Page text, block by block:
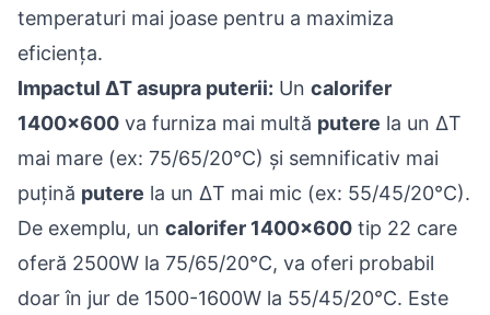
temperaturi mai joase pentru a maximiza
eficiența.
Impactul ΔT asupra puterii: Un calorifer
1400x600 va furniza mai multă putere la un ΔT
mai mare (ex: 75/65/20°C) și semnificativ mai
puțină putere la un ΔT mai mic (ex: 55/45/20°C).
De exemplu, un calorifer 1400x600 tip 22 care
oferă 2500W la 75/65/20°C, va oferi probabil
doar în jur de 1500-1600W la 55/45/20°C. Este